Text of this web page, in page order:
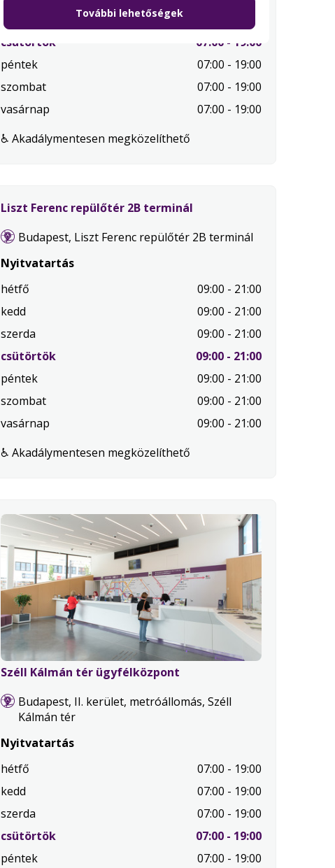
csütörtök.
07:00 - 19:00
péntek
07:00 - 19:00
szombat
07:00 - 19:00
vasárnap
07:00 - 19:00
♿ Akadálymentesen megközelíthető
Liszt Ferenc repülőtér 2B terminál
Budapest, Liszt Ferenc repülőtér 2B terminál
Nyitvatartás
hétfő
09:00 - 21:00
kedd
09:00 - 21:00
szerda
09:00 - 21:00
csütörtök.
09:00 - 21:00
péntek
09:00 - 21:00
szombat
09:00 - 21:00
vasárnap
09:00 - 21:00
♿ Akadálymentesen megközelíthető
Széll Kálmán tér ügyfélközpont
Budapest, II. kerület, metróállomás, Széll
Kálmán tér
Nyitvatartás
hétfő
07:00 - 19:00
kedd
07:00 - 19:00
szerda
07:00 - 19:00
csütörtök.
07:00 - 19:00
péntek
07:00 - 19:00
További lehetőségek